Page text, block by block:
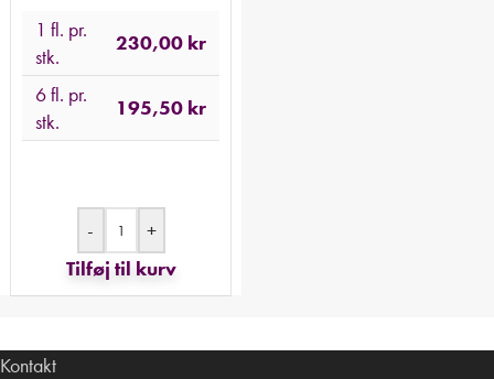
1 fl. pr.
stk.
230,00 kr
6 fl. pr.
stk.
195,50 kr
-
+
Tilføj til kurv
Kontakt